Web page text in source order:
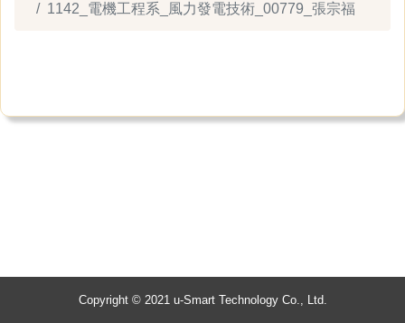
1142_電機工程系_風力發電技術_00779_張宗福
Copyright © 2021 u-Smart Technology Co., Ltd.